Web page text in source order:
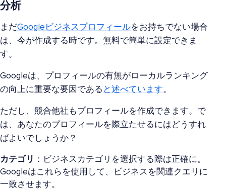
分析
まだGoogleビジネスプロフィールをお持ちでない場合
は、今が作成する時です。無料で簡単に設定できま
す。
Googleは、プロフィールの有無がローカルランキング
の向上に重要な要因である と述べています。
ただし、競合他社もプロフィールを作成できます。で
は、あなたのプロフィールを際立たせるにはどうすれ
ばよいでしょうか？
カテゴリ ：ビジネスカテゴリを選択する際は正確に。
Googleはこれらを使用して、ビジネスを関連クエリに
一致させます。